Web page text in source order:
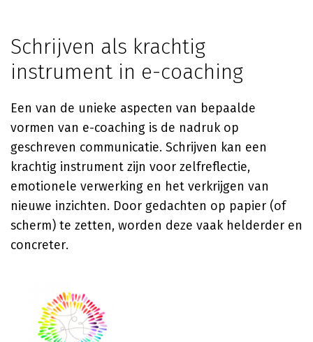
Schrijven als krachtig
instrument in e-coaching
Een van de unieke aspecten van bepaalde
vormen van e-coaching is de nadruk op
geschreven communicatie. Schrijven kan een
krachtig instrument zijn voor zelfreflectie,
emotionele verwerking en het verkrijgen van
nieuwe inzichten. Door gedachten op papier (of
scherm) te zetten, worden deze vaak helderder en
concreter.